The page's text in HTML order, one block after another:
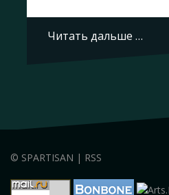
Читать дальше …
© SPARTISAN | RSS